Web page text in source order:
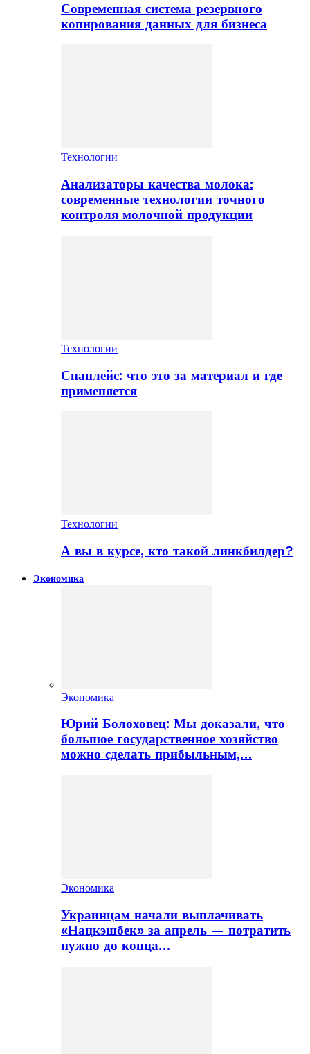
Современная система резервного
копирования данных для бизнеса
Технологии
Анализаторы качества молока:
современные технологии точного
контроля молочной продукции
Технологии
Спанлейс: что это за материал и где
применяется
Технологии
А вы в курсе, кто такой линкбилдер?
Экономика
Экономика
Юрий Болоховец: Мы доказали, что
большое государственное хозяйство
можно сделать прибыльным,…
Экономика
Украинцам начали выплачивать
«Нацкэшбек» за апрель — потратить
нужно до конца…